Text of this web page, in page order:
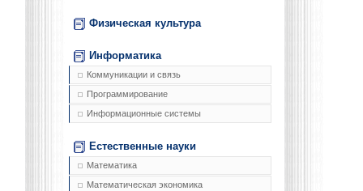
Физическая культура
Информатика
Коммуникации и связь
Программирование
Информационные системы
Естественные науки
Математика
Математическая экономика